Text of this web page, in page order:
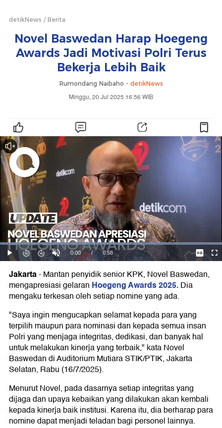
detikNews Berita
Novel Baswedan Harap Hoegeng
Awards Jadi Motivasi Polri Terus
Bekerja Lebih Baik
Rumondang Naibaho - detikNews
Minggu, 20 Jul 2025 16:56 WIB
Jakarta-Mantan penyidik senior KPK, Novel Baswedan,
mengapresiasi gelaran Hoegeng Awards 2025.Dia
mengaku terkesan oleh setiap nomine yang ada.
"Saya ingin mengucapkan selamat kepada para yang
terpilih maupun para nominasi dan kepada semua insan
Polri yang menjaga integritas, dedikasi, dan banyak hal
untuk melakukan kinerja yang terbaik," kata Novel
Baswedan di Auditorium Mutiara STIK/PTIK, Jakarta
Selatan, Rabu (16/7/2025).
Menurut Novel, pada dasarnya setiap integritas yang
dijaga dan upaya kebaikan yang dilakukan akan kembali
kepada kinerja baik institusi. Karena itu, dia berharap para
nomine dapat menjadi teladan bagi personel lainnya.